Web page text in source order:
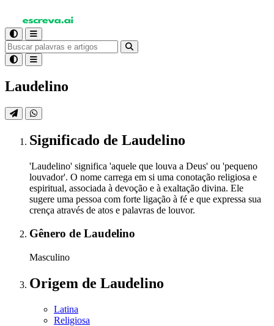
Laudelino
Significado de Laudelino
'Laudelino' significa 'aquele que louva a Deus' ou 'pequeno
louvador'. O nome carrega em si uma conotação religiosa e
espiritual, associada à devoção e à exaltação divina. Ele
sugere uma pessoa com forte ligação à fé e que expressa sua
crença através de atos e palavras de louvor.
Gênero de Laudelino
Masculino
Origem de Laudelino
Latina
Religiosa